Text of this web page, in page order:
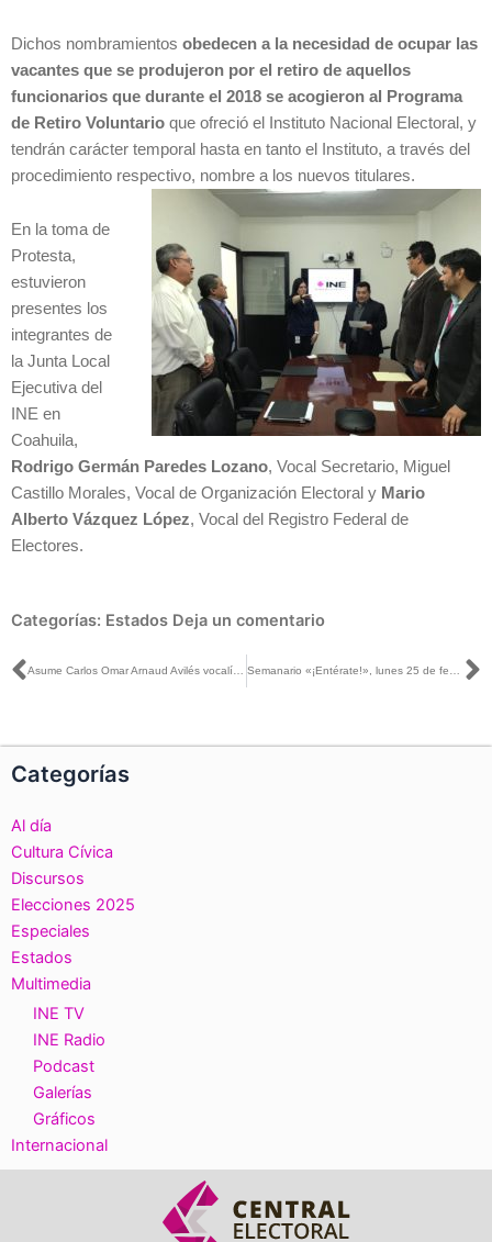
Dichos nombramientos obedecen a la necesidad de ocupar las
vacantes que se produjeron por el retiro de aquellos
funcionarios que durante el 2018 se acogieron al Programa
de Retiro Voluntario que ofreció el Instituto Nacional Electoral, y
tendrán carácter temporal hasta en tanto el Instituto, a través del
procedimiento respectivo, nombre a los nuevos titulares.
En la toma de
Protesta,
estuvieron
presentes los
integrantes de
la Junta Local
Ejecutiva del
INE en
Coahuila,
Rodrigo Germán Paredes Lozano, Vocal Secretario, Miguel
Castillo Morales, Vocal de Organización Electoral y Mario
Alberto Vázquez López, Vocal del Registro Federal de
Electores.
Categorías: Estados Deja un comentario
Ant
Categorías
Al día
Cultura Cívica
Discursos
Elecciones 2025
Especiales
Estados
Multimedia
INE TV
INE Radio
Podcast
Galerías
Gráficos
Internacional